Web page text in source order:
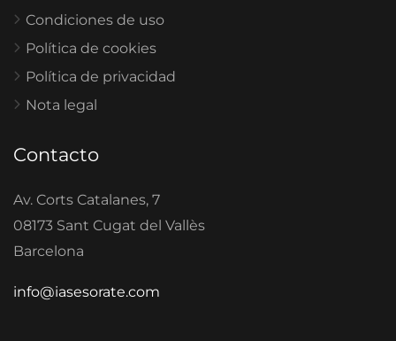
Condiciones de uso
Política de cookies
Política de privacidad
Nota legal
Contacto
Av. Corts Catalanes, 7
08173 Sant Cugat del Vallès
Barcelona
info@iasesorate.com